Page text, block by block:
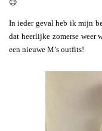
😉
In ieder geval heb ik mijn
dat heerlijke zomerse weer
een nieuwe M’s outfits!